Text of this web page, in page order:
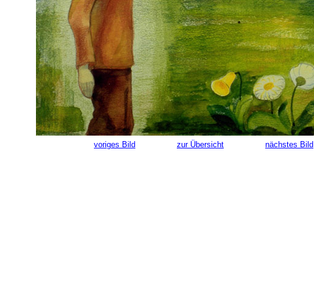
voriges Bild zur Übersicht nächstes Bild